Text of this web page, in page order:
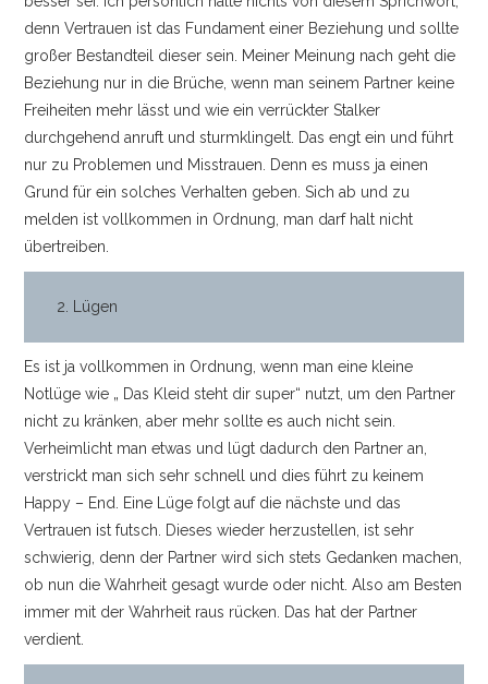
denn Vertrauen ist das Fundament einer Beziehung und sollte
großer Bestandteil dieser sein. Meiner Meinung nach geht die
Beziehung nur in die Brüche, wenn man seinem Partner keine
Freiheiten mehr lässt und wie ein verrückter Stalker
durchgehend anruft und sturmklingelt. Das engt ein und führt
nur zu Problemen und Misstrauen. Denn es muss ja einen
Grund für ein solches Verhalten geben. Sich ab und zu
melden ist vollkommen in Ordnung, man darf halt nicht
übertreiben.
2. Lügen
Es ist ja vollkommen in Ordnung, wenn man eine kleine
Notlüge wie „ Das Kleid steht dir super“ nutzt, um den Partner
nicht zu kränken, aber mehr sollte es auch nicht sein.
Verheimlicht man etwas und lügt dadurch den Partner an,
verstrickt man sich sehr schnell und dies führt zu keinem
Happy – End. Eine Lüge folgt auf die nächste und das
Vertrauen ist futsch. Dieses wieder herzustellen, ist sehr
schwierig, denn der Partner wird sich stets Gedanken machen,
ob nun die Wahrheit gesagt wurde oder nicht. Also am Besten
immer mit der Wahrheit raus rücken. Das hat der Partner
verdient.